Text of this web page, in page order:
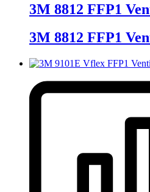
3M 8812 FFP1
3M 8812 FFP1